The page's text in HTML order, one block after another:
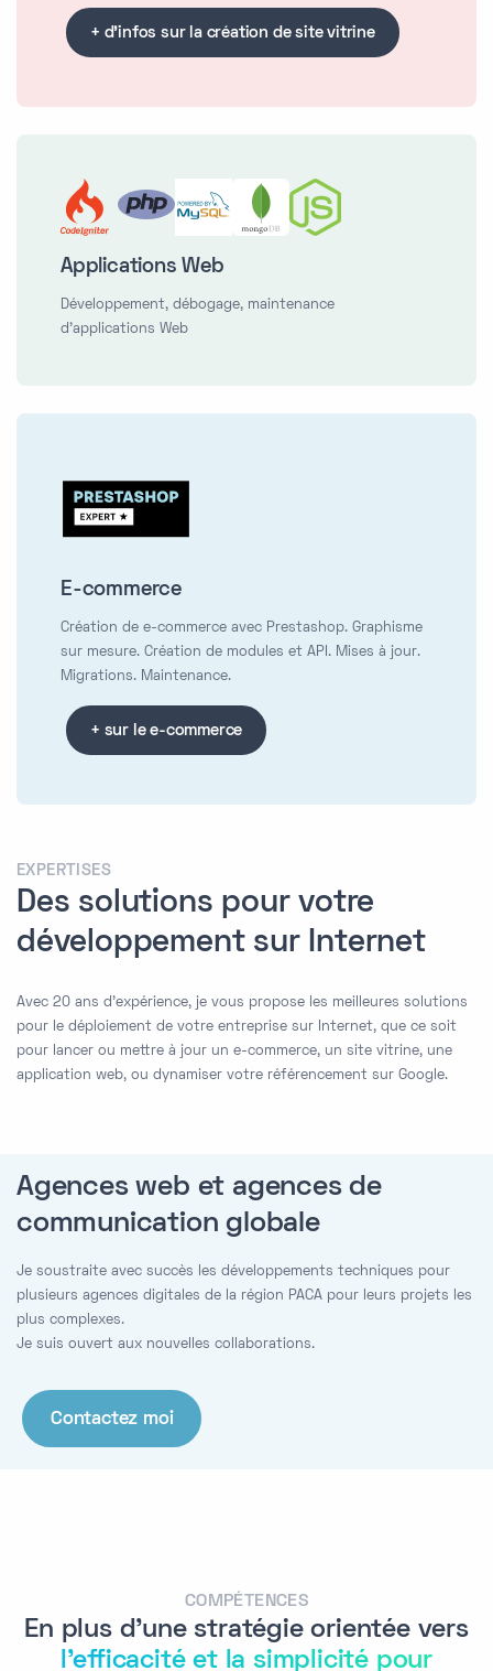
+ d'infos sur la création de site vitrine
Applications Web
Développement, débogage, maintenance
d'applications Web
E-commerce
Création de e-commerce avec Prestashop. Graphisme
sur mesure. Création de modules et API. Mises à jour.
Migrations. Maintenance.
+ sur le e-commerce
EXPERTISES
Des solutions pour votre
développement sur Internet
Avec 20 ans d'expérience, je vous propose les meilleures solutions
pour le déploiement de votre entreprise sur Internet, que ce soit
pour lancer ou mettre à jour un e-commerce, un site vitrine, une
application web, ou dynamiser votre référencement sur Google.
Agences web et agences de
communication globale
Je soustraite avec succès les développements techniques pour
plusieurs agences digitales de la région PACA pour leurs projets les
plus complexes.
Je suis ouvert aux nouvelles collaborations.
Contactez moi
COMPÉTENCES
En plus d'une stratégie orientée vers
l'efficacité et la simplicité pour